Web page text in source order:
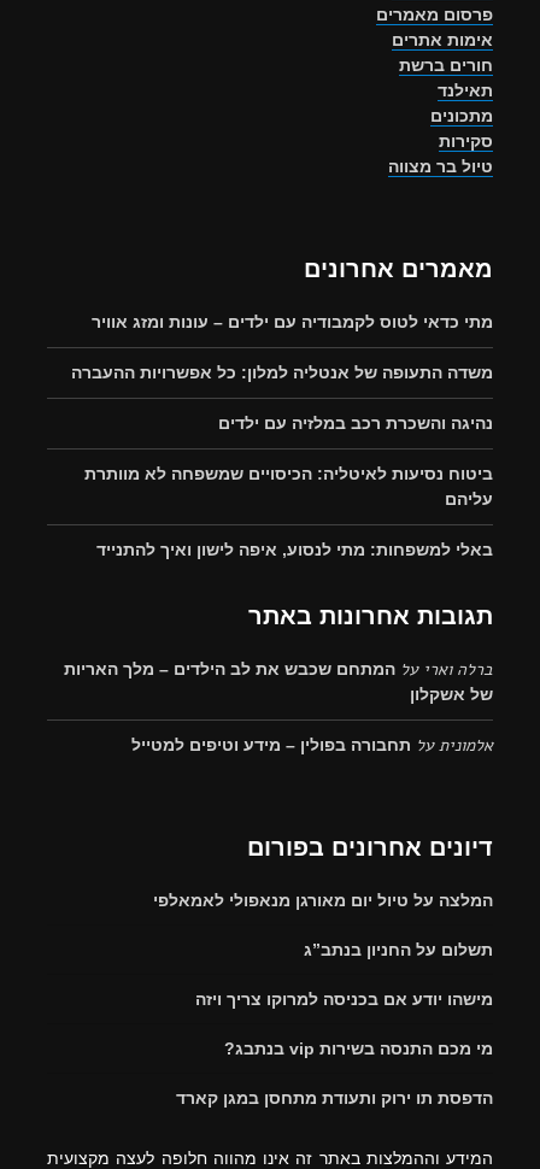
פרסום מאמרים
אימות אתרים
חורים ברשת
תאילנד
מתכונים
סקירות
טיול בר מצווה
מאמרים אחרונים
מתי כדאי לטוס לקמבודיה עם ילדים – עונות ומזג אוויר
משדה התעופה של אנטליה למלון: כל אפשרויות ההעברה
נהיגה והשכרת רכב במלזיה עם ילדים
ביטוח נסיעות לאיטליה: הכיסויים שמשפחה לא מוותרת
עליהם
באלי למשפחות: מתי לנסוע, איפה לישון ואיך להתנייד
תגובות אחרונות באתר
ברלה וארי על המתחם שכבש את לב הילדים – מלך האריות
של אשקלון
אלמוניתעל תחבורה בפולין – מידע וטיפים למטייל
דיונים אחרונים בפורום
המלצה על טיול יום מאורגן מנאפולי לאמאלפי
תשלום על החניון בנתב”ג
מישהו יודע אם בכניסה למרוקו צריך ויזה
מי מכם התנסה בשירות vip בנתבג?
הדפסת תו ירוק ותעודת מתחסן במגן קארד
המידע וההמלצות באתר זה אינו מהווה חלופה לעצה מקצועית